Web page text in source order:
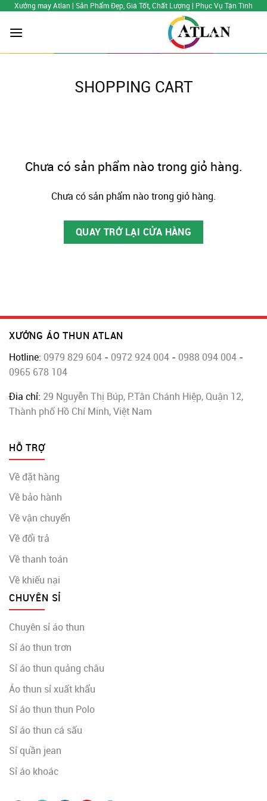
Skip
content
Xưởng may Atlan | Sản Phẩm Đẹp, Giá Tốt, Chất Lượng | Phục Vụ Tận Tình
SHOPPING CART
Chưa có sản phẩm nào trong giỏ hàng.
Chưa có sản phẩm nào trong giỏ hàng.
QUAY TRỞ LẠI CỬA HÀNG
XƯỞNG ÁO THUN ATLAN
Hotline: 0979 829 604 - 0972 924 004 - 0988 094 004 -
0965 678 104
Đia chỉ: 29 Nguyễn Thị Búp, P.Tân Chánh Hiệp, Quận 12,
Thành phố Hồ Chí Minh, Việt Nam
HỖ TRỢ
Về đặt hàng
Về bảo hành
Về vận chuyển
Về đổi trả
Về thanh toán
Về khiếu nại
CHUYÊN SỈ
Chuyên sỉ áo thun
Sỉ áo thun trơn
Sỉ áo thun quảng châu
Áo thun sỉ xuất khẩu
Sỉ áo thun thun Polo
Sỉ áo thun cá sấu
Sỉ quần jean
Sỉ áo khoác